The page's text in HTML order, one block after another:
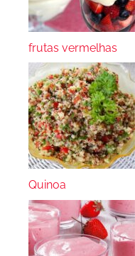
frutas vermelhas
Quinoa